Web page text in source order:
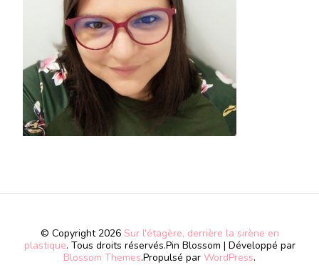
© Copyright 2026 Sur l'étagère, derrière la sirène en
plastique. Tous droits réservés.Pin Blossom | Développé par
Blossom Themes.Propulsé par WordPress.